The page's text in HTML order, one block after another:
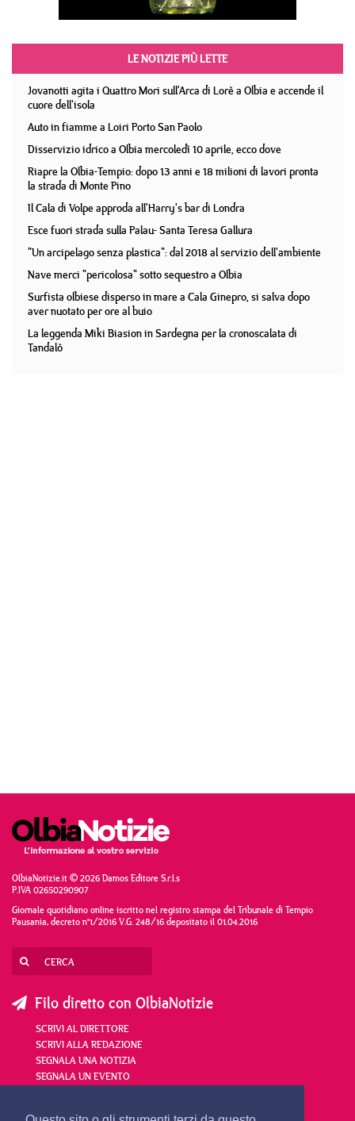
LE NOTIZIE PIÙ LETTE
Jovanotti agita i Quattro Mori sull'Arca di Lorè a Olbia e accende il
cuore dell'isola
Auto in fiamme a Loiri Porto San Paolo
Disservizio idrico a Olbia mercoledì 10 aprile, ecco dove
Riapre la Olbia-Tempio: dopo 13 anni e 18 milioni di lavori pronta
la strada di Monte Pino
Il Cala di Volpe approda all'Harry's bar di Londra
Esce fuori strada sulla Palau- Santa Teresa Gallura
"Un arcipelago senza plastica": dal 2018 al servizio dell'ambiente
Nave merci "pericolosa" sotto sequestro a Olbia
Surfista olbiese disperso in mare a Cala Ginepro, si salva dopo
aver nuotato per ore al buio
La leggenda Miki Biasion in Sardegna per la cronoscalata di
Tandalò
OlbiaNotizie.it © 2026 Damos Editore S.r.l.s
P.IVA 02650290907
Giornale quotidiano online iscritto nel registro stampa del Tribunale di Tempio
Pausania, decreto n°1/2016 V.G. 248/16 depositato il 01.04.2016
Filo diretto con OlbiaNotizie
SCRIVI AL DIRETTORE
SCRIVI ALLA REDAZIONE
SEGNALA UNA NOTIZIA
SEGNALA UN EVENTO